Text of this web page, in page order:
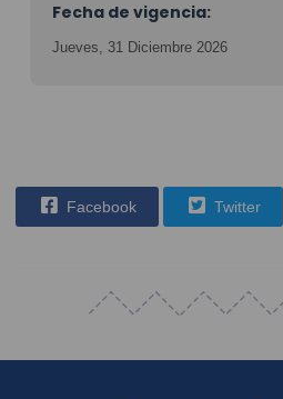
Fecha de vigencia:
Jueves, 31 Diciembre 2026
Facebook Twitter